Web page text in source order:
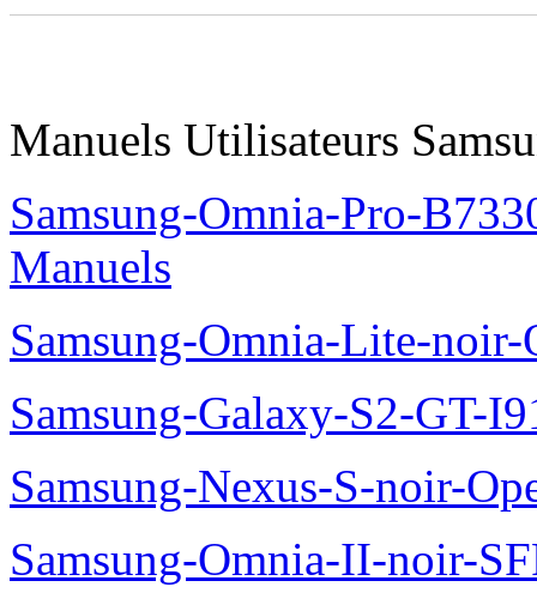
Manuels Utilisateurs
Samsung-Omnia-Pro-
Manuels
Samsung-Omnia-Lite-
Samsung-Galaxy-S2-GT-
Samsung-Nexus-S-noir-
Samsung-Omnia-II-noir-